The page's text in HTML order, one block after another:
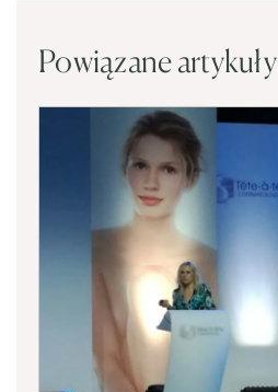
Powiązane artykuły